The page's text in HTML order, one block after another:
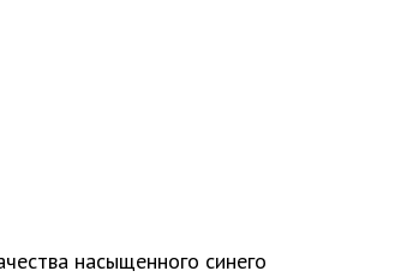
насыщенного синего